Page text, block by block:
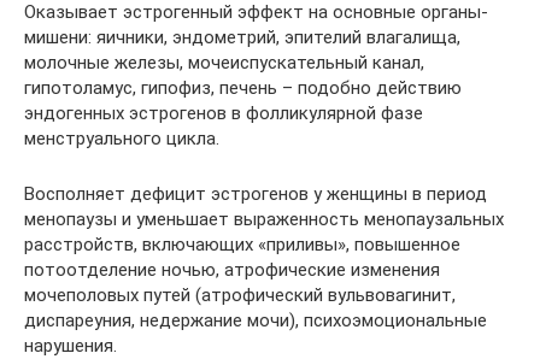
Оказывает эстрогенный эффект на основные органы-
мишени: яичники, эндометрий, эпителий влагалища,
молочные железы, мочеиспускательный канал,
гипотоламус, гипофиз, печень – подобно действию
эндогенных эстрогенов в фолликулярной фазе
менструального цикла.
Восполняет дефицит эстрогенов у женщины в период
менопаузы и уменьшает выраженность менопаузальных
расстройств, включающих «приливы», повышенное
потоотделение ночью, атрофические изменения
мочеполовых путей (атрофический вульвовагинит,
диспареуния, недержание мочи), психоэмоциональные
нарушения.